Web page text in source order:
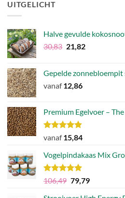
UITGELICHT
Halve gevulde
30,83 Oorspronkelijke
€30,83.
21,82Huidige
€21,82.
Gepelde
vanaf12,86
Premium Egelvoer –
Waardering
uit 5
vanaf15,84
Vogelpindakaas Mix
Waardering
uit 5
106,49 Oorspronkelijke
79,79Huidige